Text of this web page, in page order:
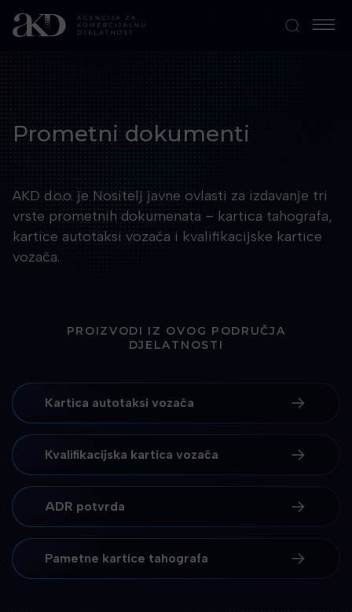
Prometni dokumenti
AKD d.o.o. je Nositelj javne ovlasti za izdavanje tri
vrste prometnih dokumenata – kartica tahografa,
kartice autotaksi vozača i kvalifikacijske kartice
vozača.
PROIZVODI IZ OVOG PODRUČJA
DJELATNOSTI
Kartica autotaksi vozača
Kvalifikacijska kartica vozača
ADR potvrda
Pametne kartice tahografa